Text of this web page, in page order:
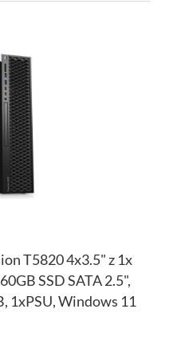
T5820 4x3.5" z 1x
SSD SATA 2.5",
1xPSU, Windows 11